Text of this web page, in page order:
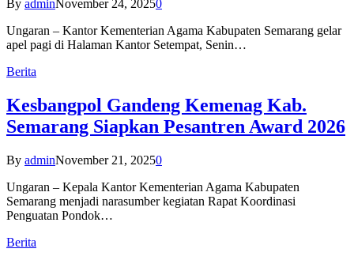
By adminNovember 24, 20250
Ungaran – Kantor Kementerian Agama Kabupaten Semarang gelar
apel pagi di Halaman Kantor Setempat, Senin…
Berita
Kesbangpol Gandeng Kemenag Kab.
Semarang Siapkan Pesantren Award 2026
By adminNovember 21, 20250
Ungaran – Kepala Kantor Kementerian Agama Kabupaten
Semarang menjadi narasumber kegiatan Rapat Koordinasi
Penguatan Pondok…
Berita